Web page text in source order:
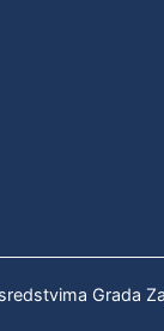
Grada